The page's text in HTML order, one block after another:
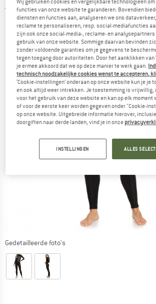
1,0(2)
Gedetailleerde foto's
functies van onze website te garanderen. Bovendien
diensten en functies aan, analyseren we ons
reclame te personaliseren, resp. social-mediafuncties
zijn ook onze social-media-, reclame- en analysepartners
gebruik van onze website. Sommige daarvan bevinden
zonder voldoende garanties om je gegevens te
tegen toegang door autoriteiten. Door het aanklikken van
je ermee akkoord dat we op deze manier te werk gaan.
technisch noodzakelijke cookies wenst te accepteren,
‘Cookie-instellingen’ onderaan op onze website kun je je
en ook altijd weer intrekken. Je toestemming is vrijwillig,
voor het gebruik van deze website en kan op elk moment
of voor de eerste keer worden gegeven onder "Cookie-
op onze website. Uitgebreide informatie hierover,
doorgiften naar derde landen, vind je in onze
INSTELLINGEN ALLES